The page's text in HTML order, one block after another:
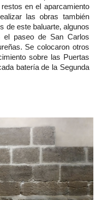
en el aparcamiento
las obras también
de este baluarte, algunos
paseo de San Carlos
Se colocaron otros
sobre las Puertas
batería de la Segunda